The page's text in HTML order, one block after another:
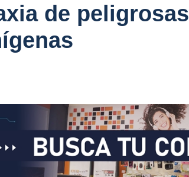
de peligrosas